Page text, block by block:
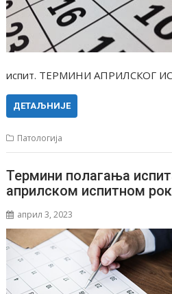
испит. ТЕРМИНИ АПРИЛСКОГ
ДЕТАЉНИЈЕ
Патологија
Термини полагања
априлском испитном
април 3, 2023